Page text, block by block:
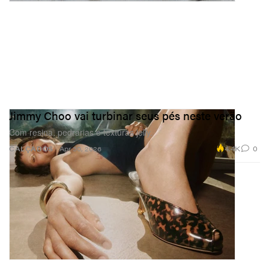
CALÇADOS
Jimmy Choo vai turbinar seus pés neste verão
Com resina, pedrarias e texturas jelly.
Apr 30, 2026 4.4K 0